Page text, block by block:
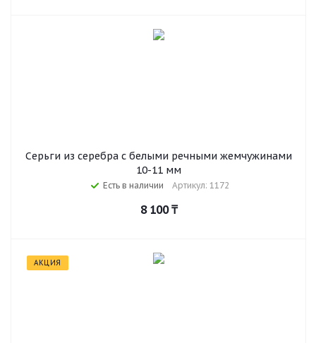
Серьги из серебра с белыми речными жемчужинами
10-11 мм
Есть в наличии Артикул: 1172
8 100₸
АКЦИЯ